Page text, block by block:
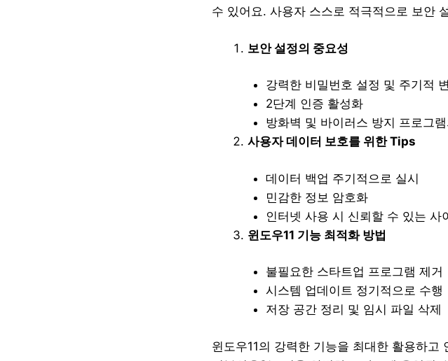
수 있어요. 사용자 스스로 적극적으로 보안
보안 설정의 중요성
강력한 비밀번호 설정 및 주기적
2단계 인증 활성화
방화벽 및 바이러스 방지 프로그
사용자 데이터 보호를 위한 Tips
데이터 백업 주기적으로 실시
민감한 정보 암호화
인터넷 사용 시 신뢰할 수 있는 사
윈도우11 기능 최적화 방법
불필요한 스타트업 프로그램 제거
시스템 업데이트 정기적으로 수행
저장 공간 정리 및 임시 파일 삭제
윈도우11의 강력한 기능을 최대한 활용하